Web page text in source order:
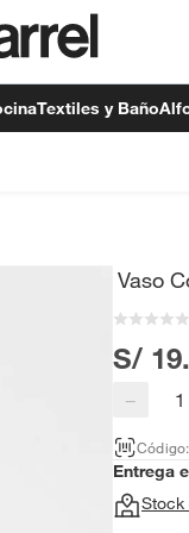
Textiles y Baño
Vaso
S/
−
Entrega
Stock